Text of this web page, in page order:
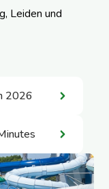
Leiden und
2026